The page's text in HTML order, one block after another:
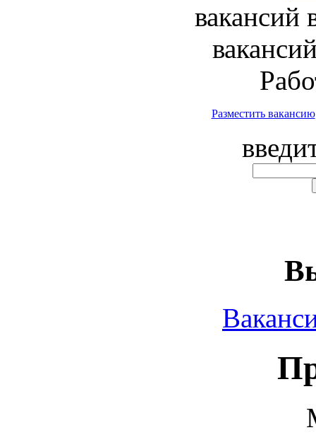
вакансий
Разместить вакансию